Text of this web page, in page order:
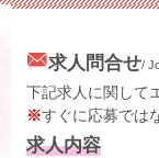
求人問合せ/
下記求人に関して
※すぐに応募では
求人内容